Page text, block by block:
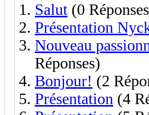
Salut (0
Présentation
Nouveau
Réponses)
Bonjour! (2
Présentation (4